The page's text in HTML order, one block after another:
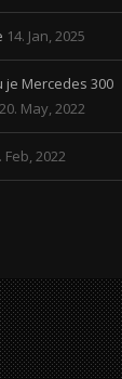
14. Jan, 2025
je Mercedes 300
20. May, 2022
Feb, 2022